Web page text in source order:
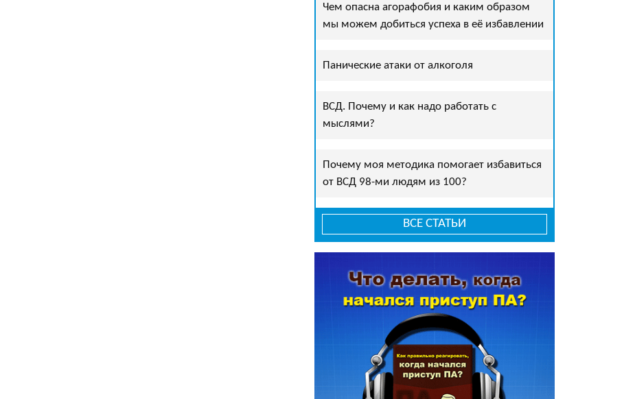
Чем опасна агорафобия и каким образом
мы можем добиться успеха в её избавлении
Панические атаки от алкоголя
ВСД. Почему и как надо работать с
мыслями?
Почему моя методика помогает избавиться
от ВСД 98-ми людям из 100?
ВСЕ СТАТЬИ